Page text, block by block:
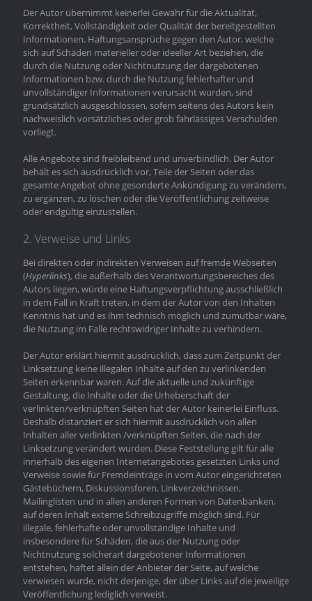
Der Autor übernimmt keinerlei Gewähr für die Aktualität,
Korrektheit, Vollständigkeit oder Qualität der bereitgestellten
Informationen. Haftungsansprüche gegen den Autor, welche
sich auf Schäden materieller oder ideeller Art beziehen, die
durch die Nutzung oder Nichtnutzung der dargebotenen
Informationen bzw. durch die Nutzung fehlerhafter und
unvollständiger Informationen verursacht wurden, sind
grundsätzlich ausgeschlossen, sofern seitens des Autors kein
nachweislich vorsätzliches oder grob fahrlässiges Verschulden
vorliegt.
Alle Angebote sind freibleibend und unverbindlich. Der Autor
behält es sich ausdrücklich vor, Teile der Seiten oder das
gesamte Angebot ohne gesonderte Ankündigung zu verändern,
zu ergänzen, zu löschen oder die Veröffentlichung zeitweise
oder endgültig einzustellen.
2. Verweise und Links
Bei direkten oder indirekten Verweisen auf fremde Webseiten
(Hyperlinks), die außerhalb des Verantwortungsbereiches des
Autors liegen, würde eine Haftungsverpflichtung ausschließlich
in dem Fall in Kraft treten, in dem der Autor von den Inhalten
Kenntnis hat und es ihm technisch möglich und zumutbar wäre,
die Nutzung im Falle rechtswidriger Inhalte zu verhindern.
Der Autor erklärt hiermit ausdrücklich, dass zum Zeitpunkt der
Linksetzung keine illegalen Inhalte auf den zu verlinkenden
Seiten erkennbar waren. Auf die aktuelle und zukünftige
Gestaltung, die Inhalte oder die Urheberschaft der
verlinkten/verknüpften Seiten hat der Autor keinerlei Einfluss.
Deshalb distanziert er sich hiermit ausdrücklich von allen
Inhalten aller verlinkten /verknüpften Seiten, die nach der
Linksetzung verändert wurden. Diese Feststellung gilt für alle
innerhalb des eigenen Internetangebotes gesetzten Links und
Verweise sowie für Fremdeinträge in vom Autor eingerichteten
Gästebüchern, Diskussionsforen, Linkverzeichnissen,
Mailinglisten und in allen anderen Formen von Datenbanken,
auf deren Inhalt externe Schreibzugriffe möglich sind. Für
illegale, fehlerhafte oder unvollständige Inhalte und
insbesondere für Schäden, die aus der Nutzung oder
Nichtnutzung solcherart dargebotener Informationen
entstehen, haftet allein der Anbieter der Seite, auf welche
verwiesen wurde, nicht derjenige, der über Links auf die jeweilige
Veröffentlichung lediglich verweist.